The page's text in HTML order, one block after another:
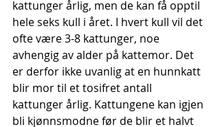
kattunger årlig, men de kan få opptil
hele seks kull i året. I hvert kull vil det
ofte være 3-8 kattunger, noe
avhengig av alder på kattemor. Det
er derfor ikke uvanlig at en hunnkatt
blir mor til et tosifret antall
kattunger årlig. Kattungene kan igjen
bli kjønnsmodne før de blir et halvt